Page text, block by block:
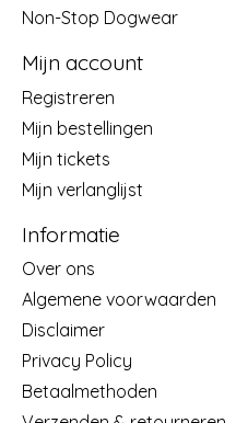
Non-Stop Dogwear
Mijn account
Registreren
Mijn bestellingen
Mijn tickets
Mijn verlanglijst
Informatie
Over ons
Algemene voorwaarden
Disclaimer
Privacy Policy
Betaalmethoden